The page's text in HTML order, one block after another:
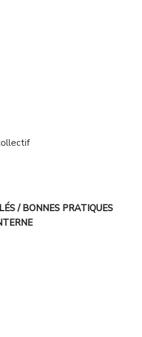
/ BONNES PRATIQUES